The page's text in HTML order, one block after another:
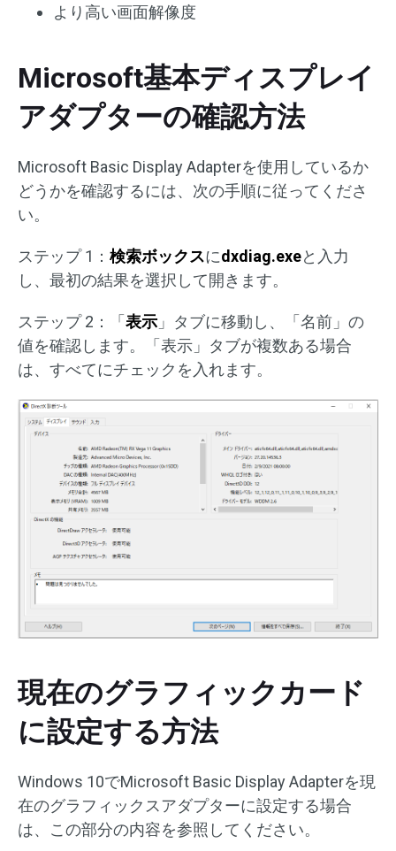
より高い画面解像度
Microsoft基本ディスプレイ
アダプターの確認方法
Microsoft Basic Display Adapterを使用しているか
どうかを確認するには、次の手順に従ってくださ
い。
ステップ 1： 検索ボックスにdxdiag.exeと入力
し、最初の結果を選択して開きます。
ステップ 2：「 表示 」タブに移動し、「名前」の
値を確認します。「表示」タブが複数ある場合
は、すべてにチェックを入れます。
現在のグラフィックカード
に設定する方法
Windows 10でMicrosoft Basic Display Adapterを現
在のグラフィックスアダプターに設定する場合
は、この部分の内容を参照してください。